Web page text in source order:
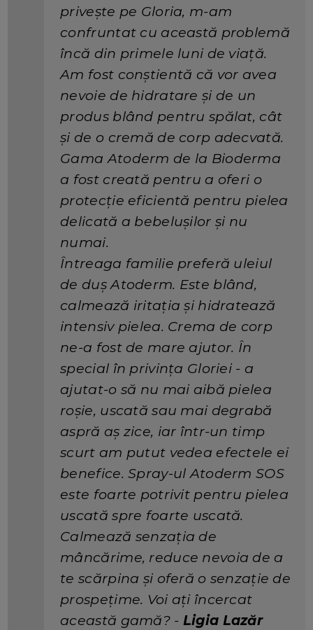
privește pe Gloria, m-am
confruntat cu această problemă
încă din primele luni de viață.
Am fost conștientă că vor avea
nevoie de hidratare și de un
produs blând pentru spălat, cât
și de o cremă de corp adecvată.
Gama Atoderm de la Bioderma
a fost creată pentru a oferi o
protecție eficientă pentru pielea
delicată a bebelușilor și nu
numai.
Întreaga familie preferă uleiul
de duș Atoderm. Este blând,
calmează iritația și hidratează
intensiv pielea. Crema de corp
ne-a fost de mare ajutor. În
special în privința Gloriei - a
ajutat-o să nu mai aibă pielea
roșie, uscată sau mai degrabă
aspră aș zice, iar într-un timp
scurt am putut vedea efectele ei
benefice. Spray-ul Atoderm SOS
este foarte potrivit pentru pielea
uscată spre foarte uscată.
Calmează senzația de
mâncărime, reduce nevoia de a
te scărpina și oferă o senzație de
prospețime. Voi ați încercat
această gamă? - Ligia Lazăr